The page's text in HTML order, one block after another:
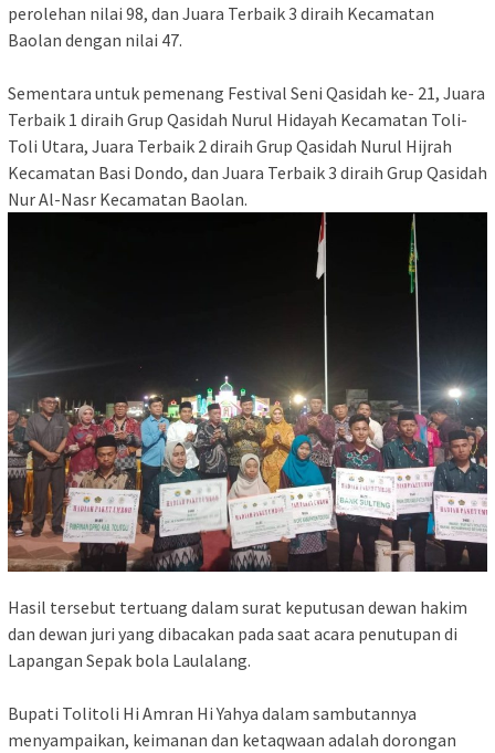
perolehan nilai 98, dan Juara Terbaik 3 diraih Kecamatan
Baolan dengan nilai 47.
Sementara untuk pemenang Festival Seni Qasidah ke- 21, Juara
Terbaik 1 diraih Grup Qasidah Nurul Hidayah Kecamatan Toli-
Toli Utara, Juara Terbaik 2 diraih Grup Qasidah Nurul Hijrah
Kecamatan Basi Dondo, dan Juara Terbaik 3 diraih Grup Qasidah
Nur Al-Nasr Kecamatan Baolan.
Hasil tersebut tertuang dalam surat keputusan dewan hakim
dan dewan juri yang dibacakan pada saat acara penutupan di
Lapangan Sepak bola Laulalang.
Bupati Tolitoli Hi Amran Hi Yahya dalam sambutannya
menyampaikan, keimanan dan ketaqwaan adalah dorongan